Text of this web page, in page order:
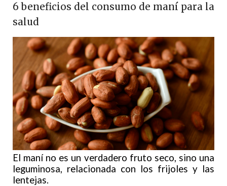
6 beneficios del consumo de maní para la
salud
El maní no es un verdadero fruto seco, sino una
leguminosa, relacionada con los frijoles y las
lentejas.